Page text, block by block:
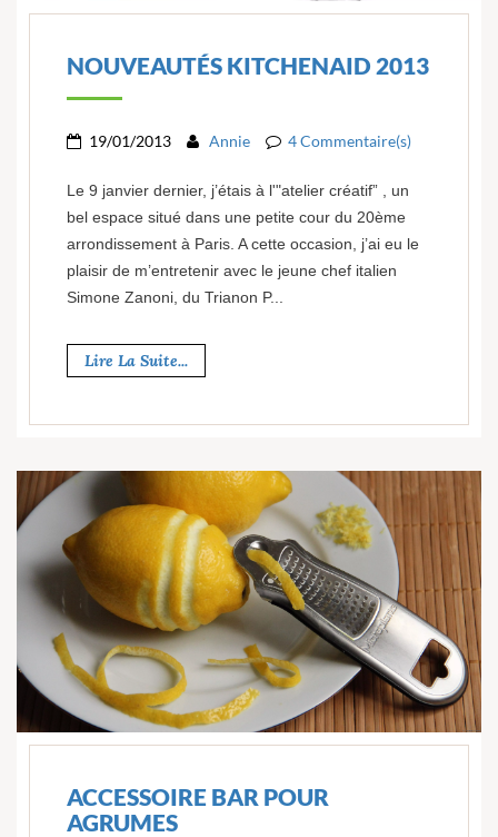
NOUVEAUTÉS KITCHENAID 2013
19/01/2013 Annie 4 Commentaire(s)
Le 9 janvier dernier, j’étais à l'"atelier créatif” , un
bel espace situé dans une petite cour du 20ème
arrondissement à Paris. A cette occasion, j’ai eu le
plaisir de m’entretenir avec le jeune chef italien
Simone Zanoni, du Trianon P...
Lire La Suite...
ACCESSOIRE BAR POUR
AGRUMES